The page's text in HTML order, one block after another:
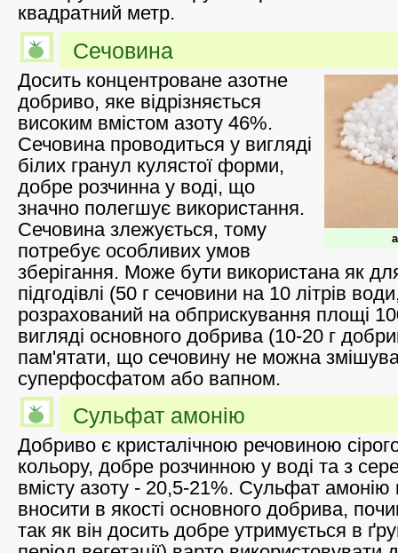
квадратний метр.
Сечовина
Досить концентроване азотне
добриво, яке відрізняється
високим вмістом азоту 46%.
Сечовина проводиться у вигляді
білих гранул кулястої форми,
добре розчинна у воді, що
значно полегшує використання.
Сечовина злежується, тому
потребує особливих умов
зберігання. Може бути використана як
підгодівлі (50 г сечовини на 10 літрів
розрахований на обприскування площі
вигляді основного добрива (10-20 г
пам'ятати, що сечовину не можна
суперфосфатом або вапном.
Сульфат амонію
Добриво є кристалічною речовиною
кольору, добре розчинною у воді та з
вмісту азоту - 20,5-21%. Сульфат
вносити в якості основного добрива,
так як він досить добре утримується в